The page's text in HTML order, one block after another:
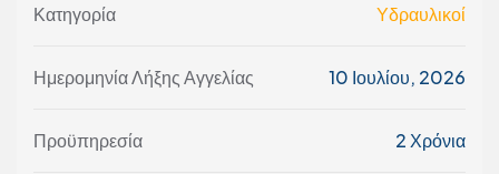
Κατηγορία Υδραυλικοί
Ημερομηνία Λήξης Αγγελίας 10 Ιουλίου, 2026
Προϋπηρεσία 2 Χρόνια